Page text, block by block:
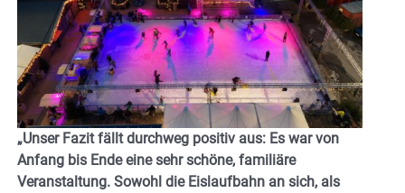
„Unser Fazit fällt durchweg positiv aus: Es war von
Anfang bis Ende eine sehr schöne, familiäre
Veranstaltung. Sowohl die Eislaufbahn an sich, als